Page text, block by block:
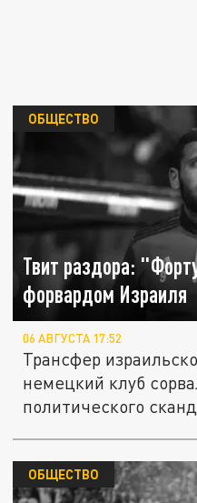
Твит раздора:
форвардом Израиля
ОБЩЕСТВО
06 АВГУСТА 17:52
Трансфер
немецкий клуб
политического
ОБЩЕСТВО